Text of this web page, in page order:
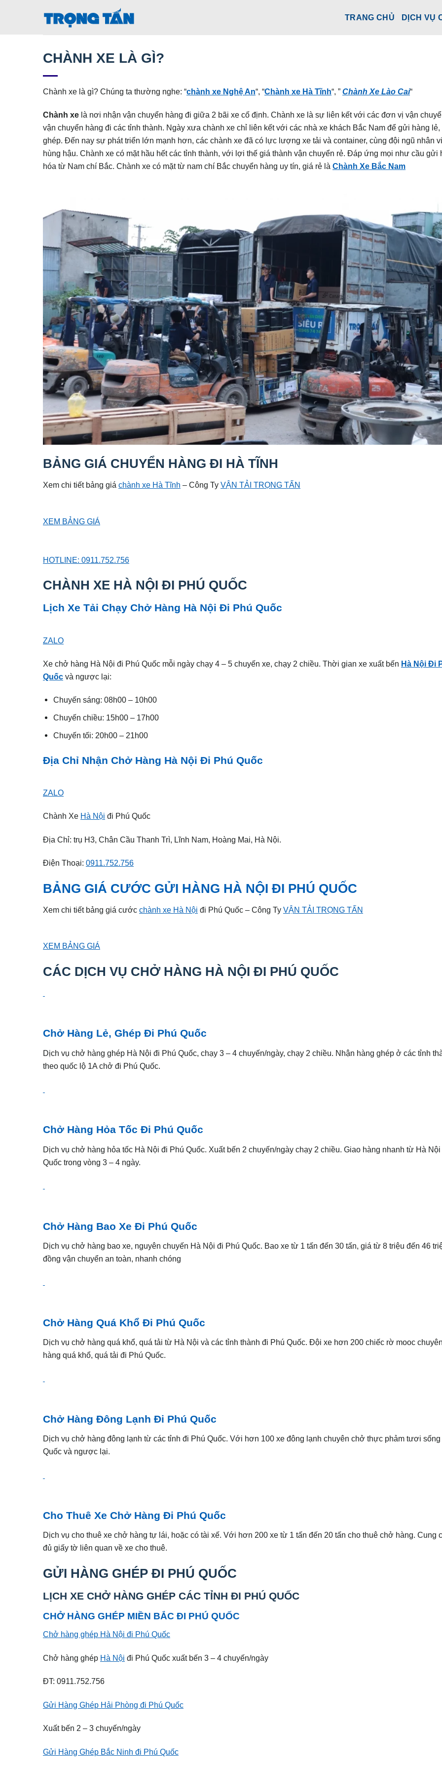
TRANG CHỦ DỊCH VỤ
CHÀNH XE LÀ GÌ?
Chành xe là gì? Chúng ta thường nghe: “chành xe Nghệ An“, “Chành xe Hà Tĩnh“, ” Chành Xe Lào Cai“
Chành xe là nơi nhận vận chuyển hàng đi giữa 2 bãi xe cố định. Chành xe là sự liên kết với các đơn vị vận
vận chuyển hàng đi các tỉnh thành. Ngày xưa chành xe chỉ liên kết với các nhà xe khách Bắc Nam để gửi hàng lẻ,
ghép. Đến nay sự phát triển lớn mạnh hơn, các chành xe đã có lực lượng xe tải và container, cùng đội ngũ nhân
hùng hậu. Chành xe có mặt hầu hết các tỉnh thành, với lợi thế giá thành vận chuyển rẻ. Đáp ứng mọi như cầu gửi
hóa từ Nam chí Bắc. Chành xe có mặt từ nam chí Bắc chuyển hàng uy tín, giá rẻ là Chành Xe Bắc Nam
BẢNG GIÁ CHUYỂN HÀNG ĐI HÀ TĨNH
Xem chi tiết bảng giá chành xe Hà Tĩnh – Công Ty VẬN TẢI TRỌNG TẤN
XEM BẢNG GIÁ
HOTLINE: 0911.752.756
CHÀNH XE HÀ NỘI ĐI PHÚ QUỐC
Lịch Xe Tải Chạy Chở Hàng Hà Nội Đi Phú Quốc
ZALO
Xe chở hàng Hà Nội đi Phú Quốc mỗi ngày chạy 4 – 5 chuyến xe, chạy 2 chiều. Thời gian xe xuất bến Hà Nội Đi
Quốc và ngược lại:
Chuyến sáng: 08h00 – 10h00
Chuyến chiều: 15h00 – 17h00
Chuyến tối: 20h00 – 21h00
Địa Chỉ Nhận Chở Hàng Hà Nội Đi Phú Quốc
ZALO
Chành Xe Hà Nội đi Phú Quốc
Địa Chỉ: trụ H3, Chân Cầu Thanh Trì, Lĩnh Nam, Hoàng Mai, Hà Nội.
Điện Thoại: 0911.752.756
BẢNG GIÁ CƯỚC GỬI HÀNG HÀ NỘI ĐI PHÚ QUỐC
Xem chi tiết bảng giá cước chành xe Hà Nội đi Phú Quốc – Công Ty VẬN TẢI TRỌNG TẤN
XEM BẢNG GIÁ
CÁC DỊCH VỤ CHỞ HÀNG HÀ NỘI ĐI PHÚ QUỐC
Chở Hàng Lẻ, Ghép Đi Phú Quốc
Dịch vụ chở hàng ghép Hà Nội đi Phú Quốc, chạy 3 – 4 chuyến/ngày, chạy 2 chiều. Nhận hàng ghép ở các tỉnh
theo quốc lộ 1A chở đi Phú Quốc.
Chở Hàng Hỏa Tốc Đi Phú Quốc
Dịch vụ chở hàng hỏa tốc Hà Nội đi Phú Quốc. Xuất bến 2 chuyến/ngày chạy 2 chiều. Giao hàng nhanh từ Hà
Quốc trong vòng 3 – 4 ngày.
Chở Hàng Bao Xe Đi Phú Quốc
Dịch vụ chở hàng bao xe, nguyên chuyến Hà Nội đi Phú Quốc. Bao xe từ 1 tấn đến 30 tấn, giá từ 8 triệu đến 46
đồng vận chuyển an toàn, nhanh chóng
Chở Hàng Quá Khổ Đi Phú Quốc
Dịch vụ chở hàng quá khổ, quá tải từ Hà Nội và các tỉnh thành đi Phú Quốc. Đội xe hơn 200 chiếc rờ mooc
hàng quá khổ, quá tải đi Phú Quốc.
Chở Hàng Đông Lạnh Đi Phú Quốc
Dịch vụ chở hàng đông lạnh từ các tỉnh đi Phú Quốc. Với hơn 100 xe đông lạnh chuyên chở thực phảm tươi
Quốc và ngược lại.
Cho Thuê Xe Chở Hàng Đi Phú Quốc
Dịch vụ cho thuê xe chở hàng tự lái, hoặc có tài xế. Với hơn 200 xe từ 1 tấn đến 20 tấn cho thuê chở hàng. Cung
đủ giấy tờ liên quan về xe cho thuê.
GỬI HÀNG GHÉP ĐI PHÚ QUỐC
LỊCH XE CHỞ HÀNG GHÉP CÁC TỈNH ĐI PHÚ QUỐC
CHỞ HÀNG GHÉP MIỀN BẮC ĐI PHÚ QUỐC
Chở hàng ghép Hà Nội đi Phú Quốc
Chở hàng ghép Hà Nội đi Phú Quốc xuất bến 3 – 4 chuyến/ngày
ĐT: 0911.752.756
Gửi Hàng Ghép Hải Phòng đi Phú Quốc
Xuất bến 2 – 3 chuyến/ngày
Gửi Hàng Ghép Bắc Ninh đi Phú Quốc